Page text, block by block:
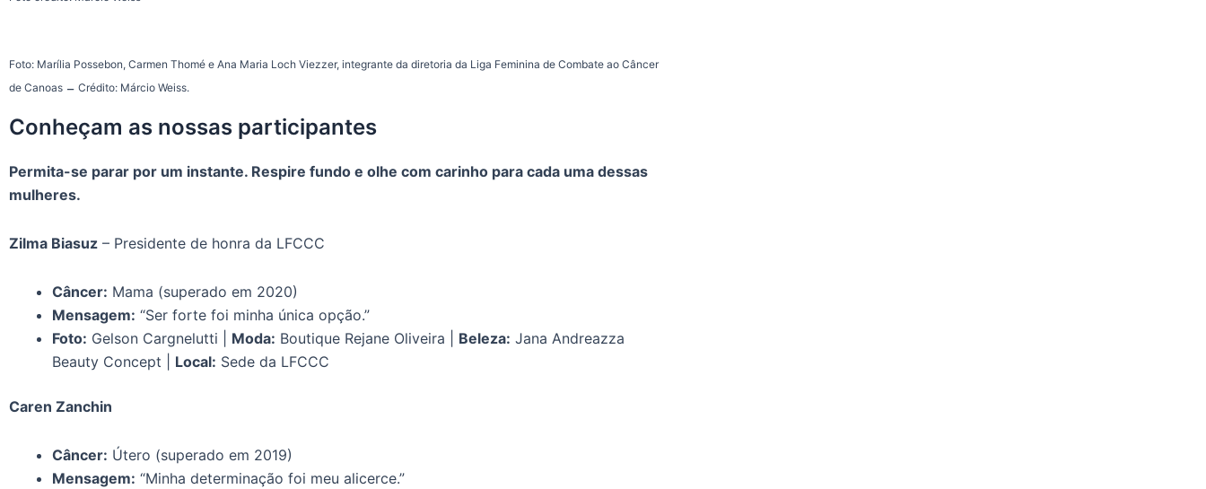
Foto: Marília Possebon, Carmen Thomé e Ana Maria Loch Viezzer, integrante da diretoria da Liga Feminina de Combate ao Câncer
de Canoas
Crédito: Márcio Weiss.
Conheçam as nossas participantes
Permita-se parar por um instante. Respire fundo e olhe com carinho para cada uma dessas
mulheres.
Zilma Biasuz – Presidente de honra da LFCCC
Câncer: Mama (superado em 2020)
Mensagem: “Ser forte foi minha única opção.”
Foto: Gelson Cargnelutti | Moda: Boutique Rejane Oliveira | Beleza: Jana Andreazza
Beauty Concept | Local: Sede da LFCCC
Caren Zanchin
Câncer: Útero (superado em 2019)
Mensagem: “Minha determinação foi meu alicerce.”